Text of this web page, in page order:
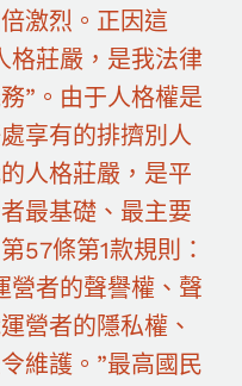
激烈。正因這
格莊嚴，是我法律
”。由于人格權是
享有的排擠別人
人格莊嚴，是平
最基礎、最主要
57條第1款規則：
營者的聲譽權、聲
營者的隱私權、
維護。”最高國民